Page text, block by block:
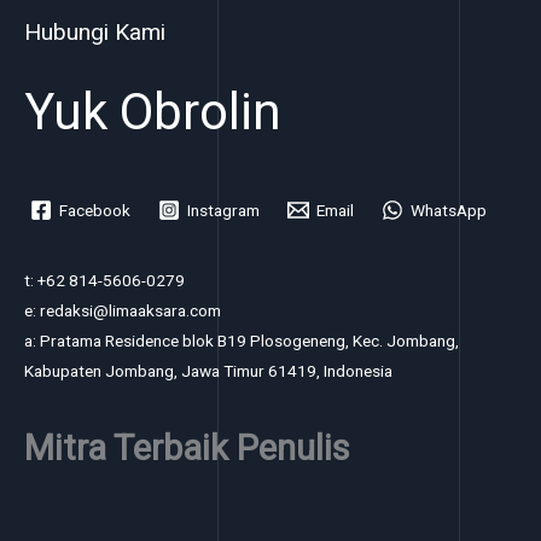
Hubungi Kami
Yuk Obrolin
Facebook Instagram Email WhatsApp
t: +62 814-5606-0279
e: redaksi@limaaksara.com
a: Pratama Residence blok B19 Plosogeneng, Kec. Jombang,
Kabupaten Jombang, Jawa Timur 61419, Indonesia
Mitra Terbaik Penulis